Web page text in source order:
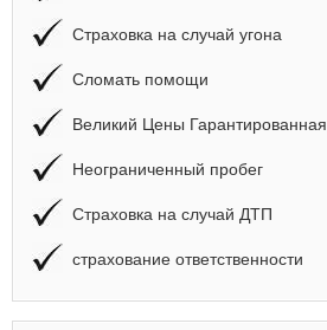
Страховка на случай угона
Сломать помощи
Великий Цены Гарантированная
Неограниченный пробег
Страховка на случай ДТП
страхование ответственности